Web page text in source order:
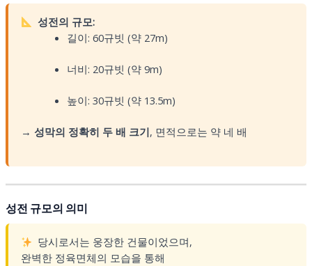
성전의 규모:
길이: 60규빗 (약 27m)
너비: 20규빗 (약 9m)
높이: 30규빗 (약 13.5m)
→ 성막의 정확히 두 배 크기, 면적으로는 약 네 배
성전 규모의 의미
당시로서는 웅장한 건물이었으며,
완벽한 정육면체의 모습을 통해